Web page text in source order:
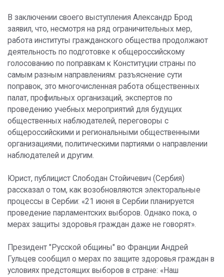
В заключении своего выступления Александр Брод
заявил, что, несмотря на ряд ограничительных мер,
работа институты гражданского общества продолжают
деятельность по подготовке к общероссийскому
голосованию по поправкам к Конституции страны по
самым разным направлениям: разъяснение сути
поправок, это многочисленная работа общественных
палат, профильных организаций, экспертов по
проведению учебных мероприятий для будущих
общественных наблюдателей, переговоры с
общероссийскими и региональными общественными
организациями, политическими партиями о направлении
наблюдателей и другим.
Юрист, публицист Слободан Стойичевич (Сербия)
рассказал о том, как возобновляются электоральные
процессы в Сербии: «21 июня в Сербии планируется
проведение парламентских выборов. Однако пока, о
мерах защиты здоровья граждан даже не говорят».
Президент "Русской общины" во Франции Андрей
Гульцев сообщил о мерах по защите здоровья граждан в
условиях предстоящих выборов в стране: «Наш